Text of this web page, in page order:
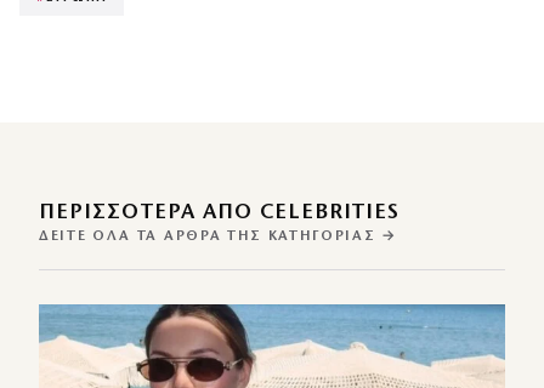
ΠΕΡΙΣΣΌΤΕΡΑ ΑΠΌ CELEBRITIES
ΔΕΊΤΕ ΌΛΑ ΤΑ ΆΡΘΡΑ ΤΗΣ ΚΑΤΗΓΟΡΊΑΣ →